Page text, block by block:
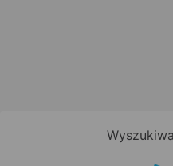
Zapisz się